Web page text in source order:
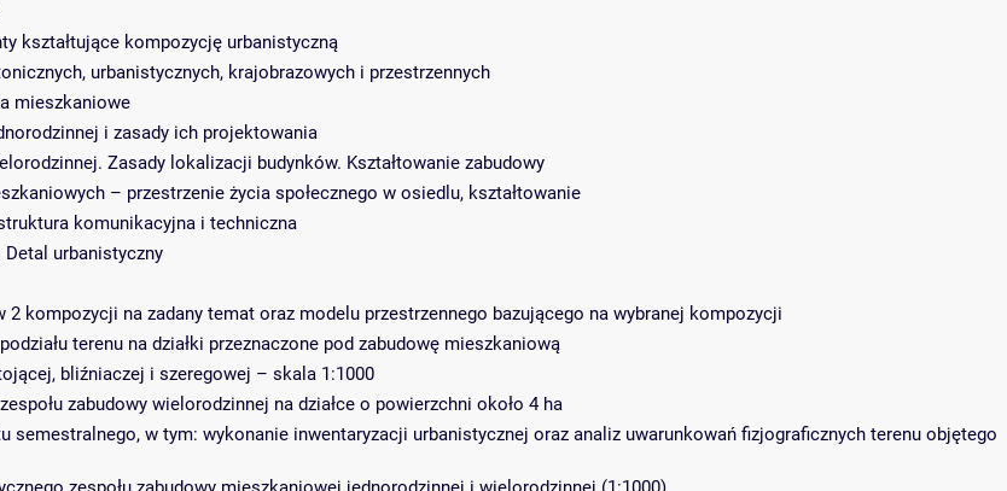
kształtujące kompozycję urbanistyczną
urbanistycznych, krajobrazowych i przestrzennych
mieszkaniowe
i zasady ich projektowania
Zasady lokalizacji budynków. Kształtowanie zabudowy
– przestrzenie życia społecznego w osiedlu, kształtowanie
komunikacyjna i techniczna
urbanistyczny
2 kompozycji na zadany temat oraz modelu przestrzennego bazującego na wybranej kompozycji
terenu na działki przeznaczone pod zabudowę mieszkaniową
bliźniaczej i szeregowej – skala 1:1000
zabudowy wielorodzinnej na działce o powierzchni około 4 ha
semestralnego, w tym: wykonanie inwentaryzacji urbanistycznej oraz analiz uwarunkowań fizjograficznych terenu objętego